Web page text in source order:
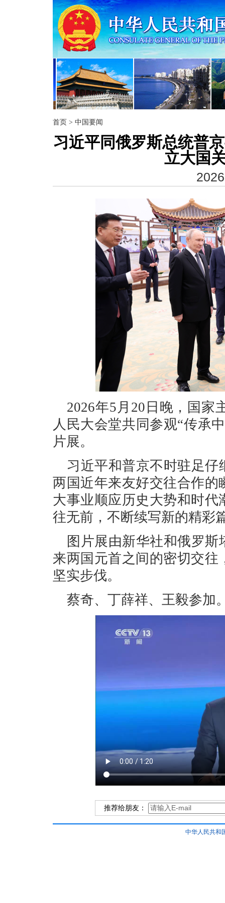
首页 > 中国要闻
习近平同俄罗斯总统普
立大国
2026年5月20日晚，国家
人民大会堂共同参观“传承
片展。
习近平和普京不时驻足
两国近年来友好交往合作
大事业顺应历史大势和时
往无前，不断续写新的精彩
图片展由新华社和俄罗
来两国元首之间的密切交
坚实步伐。
蔡奇、丁薛祥、王毅参加
推荐给朋友：
中华人民共和